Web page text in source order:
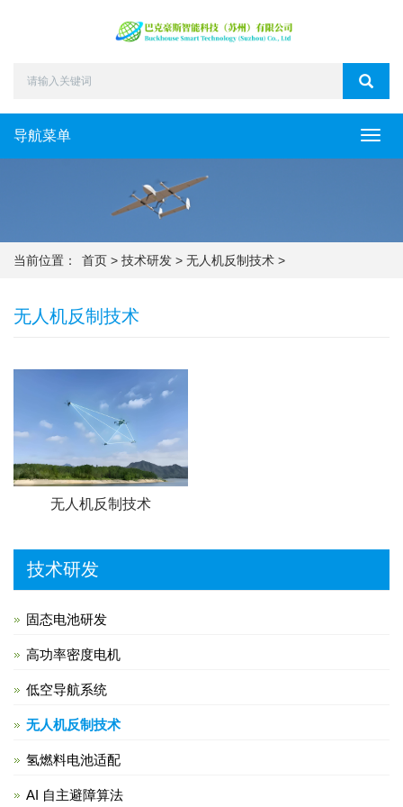
导航菜单
当前位置： 首页 > 技术研发 > 无人机反制技术 >
无人机反制技术
无人机反制技术
技术研发
固态电池研发
高功率密度电机
低空导航系统
无人机反制技术
氢燃料电池适配
AI 自主避障算法